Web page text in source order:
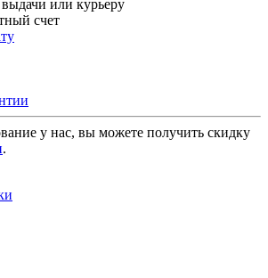
или курьеру
счет
у нас, вы можете получить скидку
.